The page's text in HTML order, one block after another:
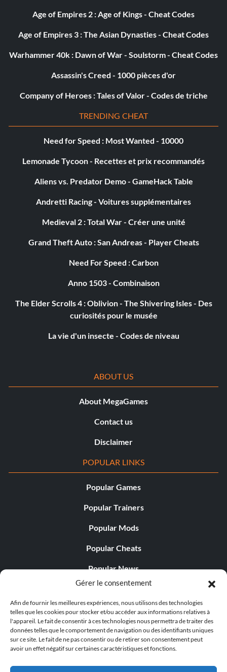
Gérer le consentement
Afin de fournir les meilleures expériences, nous utilisons des technologies
telles que les cookies pour stocker et/ou accéder aux informations relatives à
l'appareil. Le fait de consentir à ces technologies nous permettra de traiter des
données telles que le comportement de navigation ou des identifiants uniques
sur ce site. Le fait de ne pas consentir ou de retirer son consentement peut
avoir un effet négatif sur certaines caractéristiques et fonctions.
Age of Empires 2 : Age of Kings - Cheat Codes
Age of Empires 3 : The Asian Dynasties - Cheat Codes
Warhammer 40k : Dawn of War - Soulstorm - Cheat Codes
Assassin's Creed - 1000 pièces d'or
Company of Heroes : Tales of Valor - Codes de triche
TRENDING CHEAT
Need for Speed : Most Wanted - 10000
Lemonade Tycoon - Recettes et prix recommandés
Aliens vs. Predator Demo - GameHack Table
Andretti Racing - Voitures supplémentaires
Medieval 2 : Total War - Créer une unité
Grand Theft Auto : San Andreas - Player Cheats
Need For Speed : Carbon
Anno 1503 - Combinaison
The Elder Scrolls 4 : Oblivion - The Shivering Isles - Des
curiosités pour le musée
La vie d'un insecte - Codes de niveau
ABOUT US
About MegaGames
Contact us
Disclaimer
POPULAR LINKS
Popular Games
Popular Trainers
Popular Mods
Popular Cheats
Popular News
Popular Editorials
Popular Free Games
LATEST UPDATES